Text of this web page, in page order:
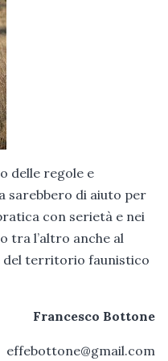
delle regole e
sarebbero di aiuto per
con serietà e nei
tra l’altro anche al
del territorio faunistico
Francesco Bottone
effebottone@gmail.com